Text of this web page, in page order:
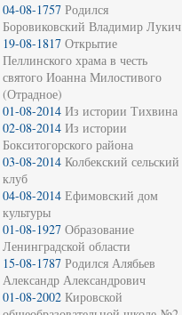
04-08-1757 Родился
Боровиковский Владимир Лукич
19-08-1817 Открытие
Пеллинского храма в честь
святого Иоанна Милостивого
(Отрадное)
01-08-2014 Из истории Тихвина
02-08-2014 Из истории
Бокситогорского района
03-08-2014 Колбекский сельский
клуб
04-08-2014 Ефимовский дом
культуры
01-08-1927 Образование
Ленинградской области
15-08-1787 Родился Алябьев
Александр Александрович
01-08-2002 Кировской